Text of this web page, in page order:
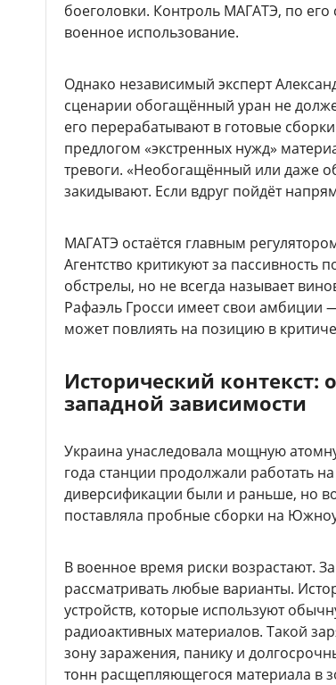
боеголовки. Контроль МАГАТЭ, по его
военное использование.
Однако независимый эксперт
сценарии обогащённый уран не
его перерабатывают в готовые
предлогом «экстренных нужд»
тревоги. «Необогащённый или даже
закидывают. Если вдруг пойдёт
МАГАТЭ остаётся главным
Агентство критикуют за
обстрелы, но не всегда называет
Рафаэль Гросси имеет свои амбиции
может повлиять на позицию в
Исторический контекст:
западной зависимости
Украина унаследовала мощную
года станции продолжали работать
диверсификации были и раньше, но
поставляла пробные сборки на
В военное время риски возрастают.
рассматривать любые варианты.
устройств, которые используют
радиоактивных материалов. Такой
зону заражения, панику и
тонн расщепляющегося материала в